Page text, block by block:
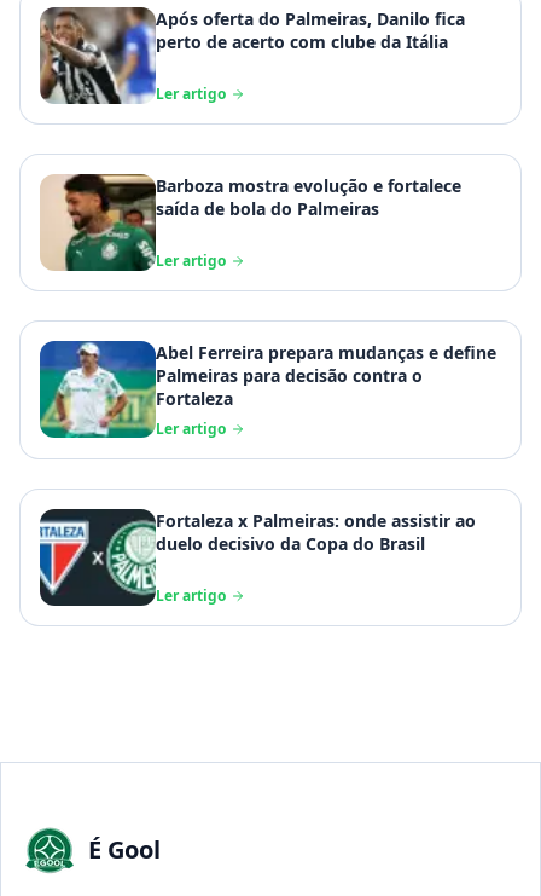
Após oferta do Palmeiras, Danilo fica
perto de acerto com clube da Itália
Ler artigo
Barboza mostra evolução e fortalece
saída de bola do Palmeiras
Ler artigo
Abel Ferreira prepara mudanças e define
Palmeiras para decisão contra o
Fortaleza
Ler artigo
Fortaleza x Palmeiras: onde assistir ao
duelo decisivo da Copa do Brasil
Ler artigo
É Gool